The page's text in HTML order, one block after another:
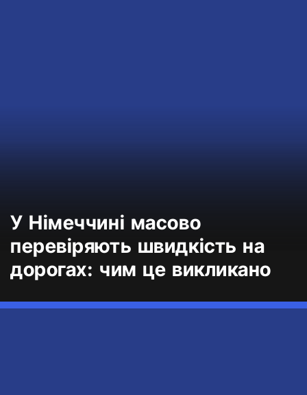
У Німеччині масово
перевіряють швидкість на
дорогах: чим це викликано